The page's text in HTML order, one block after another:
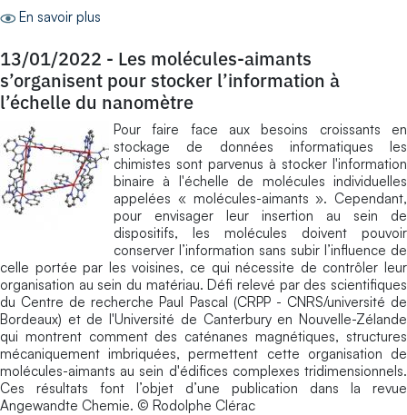
En savoir plus
13/01/2022 - Les molécules-aimants
s’organisent pour stocker l’information à
l’échelle du nanomètre
Pour faire face aux besoins croissants en
stockage de données informatiques les
chimistes sont parvenus à stocker l'information
binaire à l'échelle de molécules individuelles
appelées « molécules-aimants ». Cependant,
pour envisager leur insertion au sein de
dispositifs, les molécules doivent pouvoir
conserver l’information sans subir l’influence de
celle portée par les voisines, ce qui nécessite de contrôler leur
organisation au sein du matériau. Défi relevé par des scientifiques
du Centre de recherche Paul Pascal (CRPP - CNRS/université de
Bordeaux) et de l'Université de Canterbury en Nouvelle-Zélande
qui montrent comment des caténanes magnétiques, structures
mécaniquement imbriquées, permettent cette organisation de
molécules-aimants au sein d'édifices complexes tridimensionnels.
Ces résultats font l’objet d’une publication dans la revue
Angewandte Chemie. © Rodolphe Clérac